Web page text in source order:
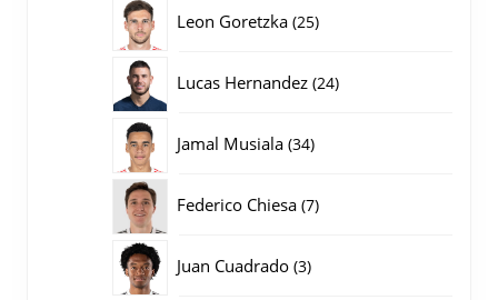
Leon Goretzka 2525
Lucas Hernandez 2424
Jamal Musiala 3434
Federico Chiesa 77
Juan Cuadrado 33